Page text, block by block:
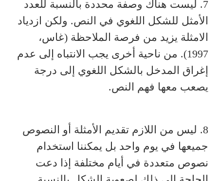
7. ليست هناك وصفة محددة بالنسبة للعدد
الأمثل للشكل اللغوي في النص. ولكن ازدياد
الامثلة يزيد من فرصة الملاحظة (غاس،
1997). من ناحية أخرى يجب الانتباه إلى عدم
إغراق المدخل بالشكل اللغوي إلى درجة
يصعب معها فهم النص.
8. ليس من اللازم تقديم الأمثلة أو النصوص
جميعها في يوم واحد بل يمكننا استخدام
نصوص متعددة في أيام مختلفة إذا دعت